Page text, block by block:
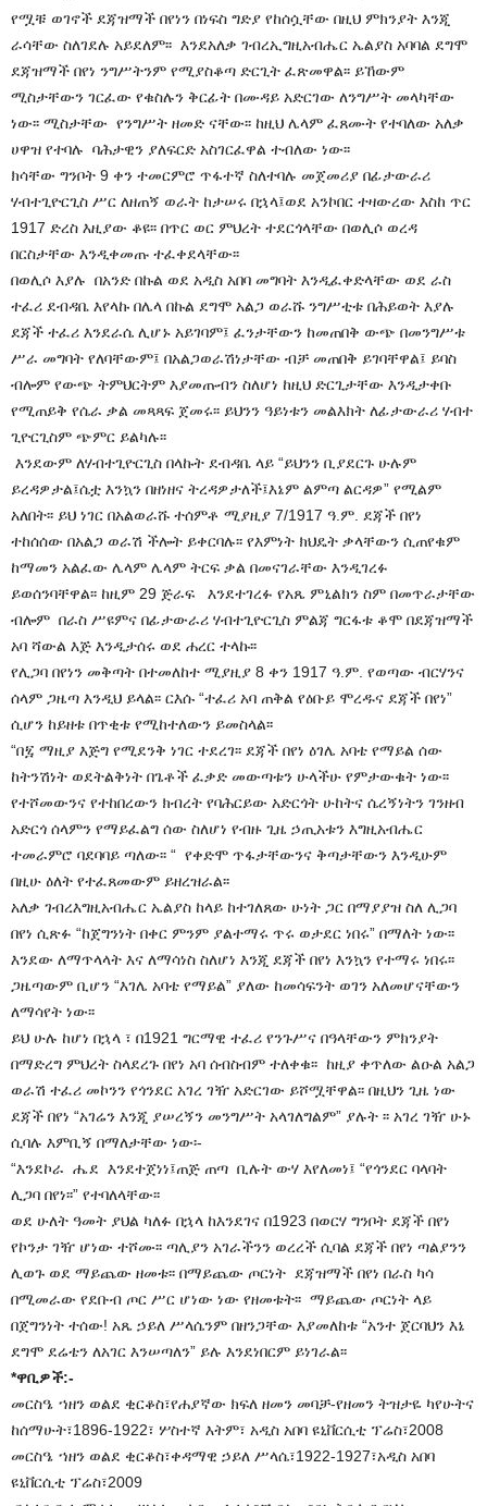
የሟቹ ወገኖች ደጃዝማች በየነን በነፍስ ግድያ የከሰሷቸው በዚህ ምክንያት እንጂ
ራሳቸው ስለገደሉ አይደለም፡፡ እንደአለቃ ገብረኢግዚአብሔር ኤልያስ አባባል ደግሞ
ደጃዝማች በየነ ንግሥትንም የሚያስቆጣ ድርጊት ፈጽመዋል፡፡ ይኸውም
ሚስታቸውን ገርፈው የቁስሉን ቅርፊት በሙዳይ አድርገው ለንግሥት መላካቸው
ነው፡፡ ሚስታቸው የንግሥት ዘመድ ናቸው፡፡ ከዚህ ሌላም ፈጸሙት የተባለው አለቃ
ሀዋዝ የተባሉ ባሕታዊን ያለፍርድ አስገርፈዋል ተብለው ነው፡፡
ክሳቸው ግንቦት 9 ቀን ተመርምሮ ጥፋተኛ ስለተባሉ መጀመሪያ በፊታውራሪ
ሃብተጊዮርጊስ ሥር ለዘጠኝ ወራት ከታሠሩ በኋላ፤ወደ አንኮበር ተዛውረው እስከ ጥር
1917 ድረስ እዚያው ቆዩ፡፡ በጥር ወር ምህረት ተደርጎላቸው በወሊሶ ወረዳ
በርስታቸው እንዲቀመጡ ተፈቀደላቸው፡፡
በወሊሶ እያሉ በአንድ በኩል ወደ አዲስ አበባ መግባት እንዲፈቀድላቸው ወደ ራስ
ተፈሪ ደብዳቤ እየላኩ በሌላ በኩል ደግሞ አልጋ ወራሹ ንግሥቲቱ በሕይወት እያሉ
ደጃች ተፈሪ እንደራሴ ሊሆኑ አይገባም፤ ፈንታቸውን ከመጠበቅ ውጭ በመንግሥቱ
ሥራ መግባት የለባቸውም፤ በአልጋወራሽነታቸው ብቻ መጠበቅ ይገባቸዋል፤ ይባስ
ብሎም የውጭ ትምህርትም እያመጡብን ስለሆነ ከዚህ ድርጊታቸው እንዲታቀቡ
የሚጠይቅ የሴራ ቃል መጻጻፍ ጀመሩ፡፡ ይህንን ዓይነቱን መልእክት ለፊታውራሪ ሃብተ
ጊዮርጊስም ጭምር ይልካሉ፡፡
እንደውም ለሃብተጊዮርጊስ በላኩት ደብዳቤ ላይ “ይህንን ቢያደርጉ ሁሉም
ይረዳዎታል፤ሴቷ እንኳን በዘነዘና ትረዳዎታለች፤እኔም ልምጣ ልርዳዎ” የሚልም
አለበት፡፡ ይህ ነገር በአልወራሹ ተሰምቶ ሚያዚያ 7/1917 ዓ.ም. ደጃች በየነ
ተከሰሰው በአልጋ ወራሽ ችሎት ይቀርባሉ፡፡ የእምነት ክህዴት ቃላቸውን ሲጠየቁም
ከማመን አልፈው ሌላም ሌላም ትርፍ ቃል በመናገራቸው እንዲገረፉ
ይወሰንባቸዋል፡፡ ከዚም 29 ጅራፍ እንደተገረፉ የአጼ ምኒልክን ስም በመጥራታቸው
ብሎም በራስ ሥዩምና በፊታውራሪ ሃብተጊዮርጊስ ምልጃ ግርፋቱ ቆሞ በደጃዝማች
አባ ሻውል እጅ እንዲታሰሩ ወደ ሐረር ተላኩ፡፡
የሊጋባ በየነን መቅጣት በተመለከተ ሚያዚያ 8 ቀን 1917 ዓ.ም. የወጣው ብርሃንና
ሰላም ጋዜጣ እንዲህ ይላል፡፡ ርእሱ “ተፈሪ አባ ጠቅል የዕቡይ ሞረዱና ደጃች በየነ”
ሲሆን ከይዘቱ በጥቂቱ የሚከተለውን ይመስላል፡፡
“በ፯ ማዚያ እጅግ የሚደንቅ ነገር ተደረገ፡፡ ደጃች በየነ ዕገሌ አባቴ የማይል ሰው
ከትንሽነት ወደትልቅነት በጌቶች ፈቃድ መውጣቱን ሁላችሁ የምታውቁት ነው፡፡
የተሾመውንና የተከበረውን ክብረት የባሕርይው አድርጎት ሁከትና ሴረኝነትን ገንዘብ
አድርጎ ሰላምን የማይፈልግ ሰው ስለሆነ የብዙ ጊዜ ኃጢአቱን እግዚአብሔር
ተመራምሮ ባደባባይ ጣለው፡፡ “ የቀድሞ ጥፋታቸውንና ቅጣታቸውን እንዲሁም
በዚሁ ዕለት የተፈጸመውም ይዘረዝራል፡፡
አለቃ ገብረእግዚአብሔር ኤልያስ ከላይ ከተገለጸው ሁነት ጋር በማያያዝ ስለ ሊጋባ
በየነ ሲጽፉ “ከጀግንነት በቀር ምንም ያልተማሩ ጥሩ ወታደር ነበሩ” በማለት ነው፡፡
እንደው ለማጥላላት እና ለማሳነስ ስለሆነ እንጂ ደጃች በየነ እንኳን የተማሩ ነበሩ፡፡
ጋዜጣውም ቢሆን “እገሌ አባቴ የማይል” ያለው ከመሳፍንት ወገን አለመሆናቸውን
ለማሳየት ነው፡፡
ይህ ሁሉ ከሆነ በኋላ ፣ በ1921 ግርማዊ ተፈሪ የንጉሥና በዓላቸውን ምክንያት
በማድረግ ምህረት ስላደረጉ በየነ አባ ሰብስብም ተለቀቁ፡፡ ከዚያ ቀጥለው ልዑል አልጋ
ወራሽ ተፈሪ መኮንን የጎንደር አገረ ገዥ አድርገው ይሾሟቸዋል፡፡ በዚህን ጊዜ ነው
ደጃች በየነ “አገሬን እንጂ ያሠረኝን መንግሥት አላገለግልም” ያሉት ፡፡ አገረ ገዥ ሁኑ
ሲባሉ እምቢኝ በማለታቸው ነው፡-
“እንደኮራ ሔደ እንደተጀነነ፤ጠጅ ጠጣ ቢሉት ውሃ እየለመነ፤ “የጎንደር ባላባት
ሊጋባ በየነ፡፡” የተባለላቸው፡፡
ወደ ሁለት ዓመት ያህል ካለፉ በኋላ ከእንደገና በ1923 በወርሃ ግንቦት ደጃች በየነ
የኮንታ ገዥ ሆነው ተሾሙ፡፡ ጣሊያን አገራችንን ወረረች ሲባል ደጃች በየነ ጣልያንን
ሊወጉ ወደ ማይጨው ዘመቱ፡፡ በማይጨው ጦርነት ደጃዝማች በየነ በራስ ካሳ
በሚመራው የደቡብ ጦር ሥር ሆነው ነው የዘመቱት፡፡ ማይጨው ጦርነት ላይ
በጀግንነት ተሰው! አጼ ኃይለ ሥላሴንም በዘንጋቸው እያመለከቱ “አንተ ጀርባህን እኔ
ደግሞ ደሬቴን ለአገር እንሠጣለን” ይሉ እንደነበርም ይነገራል፡፡
*ዋቢዎች:-
መርስዔ ኀዘን ወልደ ቂርቆስ፣የሐያኛው ክፍለ ዘመን መባቻ-የዘመን ትዝታዬ ካየሁትና
ከሰማሁት፣1896-1922፣ ሦስተኛ እትም፣ አዲስ አበባ ዩኒቨርሲቲ ፕሬስ፣2008
መርስዔ ኀዘን ወልደ ቂርቆስ፣ቀዳማዊ ኃይለ ሥላሴ፣1922-1927፣አዲስ አበባ
ዩኒቨርሲቲ ፕሬስ፣2009